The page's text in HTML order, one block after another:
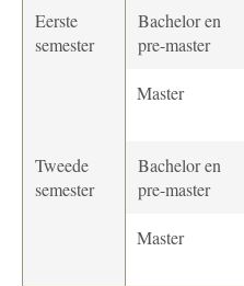
Eerste
semester
Bachelor en
pre-master
Master
Tweede
semester
Bachelor en
pre-master
Master